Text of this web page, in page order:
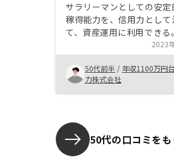
サラリーマンとしての安定
稼得能力を、信用力として
て、資産運用に利用できる
は自分名義となり、リノ
力とも切り離される。不
や手続きがややこしくて取
くかったが、全てリノシー
くれるので大変楽で、ほぼ
で、自分がもっと若いとき
うなサービスがあれば良
う。リノシーは売り手で
ンフリクトはあるため、価
2023
50代前半 / 年収1100万円台
力株式会社
50代の口コミを